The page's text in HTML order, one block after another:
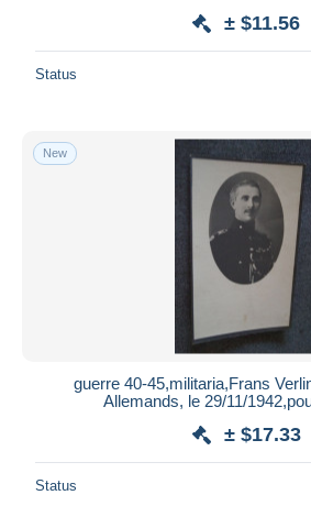
± $11.56
Status
New
guerre 40-45,militaria,Frans
Allemands, le 29/11/
± $17.33
Status